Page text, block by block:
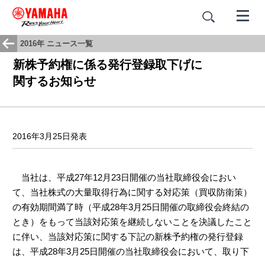
2016年 ニュース一覧
新株予約権に係る発行登録取下げに
関するお知らせ
2016年3月25日発表
当社は、平成27年12月23日開催の当社取締役会におい
て、当社株式の大量取得行為に関する対応策（買収防衛策）
の有効期間満了時（平成28年3月25日開催の取締役会終結の
とき）をもって当該対応策を継続しないことを決議したこと
に伴い、当該対応策に関する下記の新株予約権の発行登録
は、平成28年3月25日開催の当社取締役会において、取り下